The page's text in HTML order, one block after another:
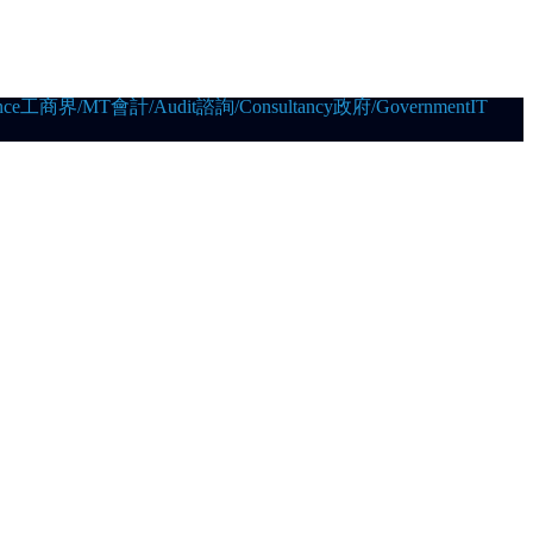
工商界/MT會計/Audit諮詢/Consultancy政府/GovernmentIT